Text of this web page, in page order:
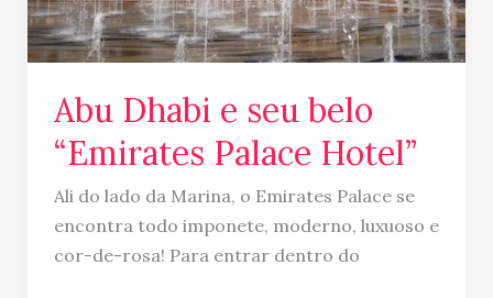
Abu Dhabi e seu belo
“Emirates Palace Hotel”
Ali do lado da Marina, o Emirates Palace se
encontra todo imponete, moderno, luxuoso e
cor-de-rosa! Para entrar dentro do
Hotel”